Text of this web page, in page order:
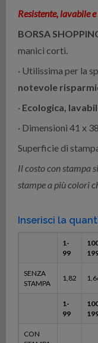
Resistente, lavabile
BORSA
manici corti.
· Utilissima per la
notevole
· Ecologica,
· Dimensioni 41 x
Superficie di
Il costo con stampa
stampe a più colori
Inserisci la
1-
99
SENZA
STAMPA
1,82
1-
99
CON